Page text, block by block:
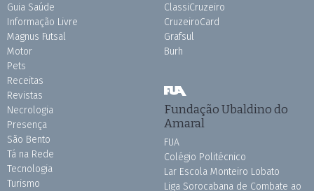
Guia Saúde
Informação Livre
Magnus Futsal
Motor
Pets
Receitas
Revistas
Necrologia
Presença
São Bento
Tá na Rede
Tecnologia
Turismo
ClassiCruzeiro
CruzeiroCard
Grafsul
Burh
Fundação Ubaldino do
Amaral
FUA
Colégio Politécnico
Lar Escola Monteiro Lobato
Liga Sorocabana de Combate ao